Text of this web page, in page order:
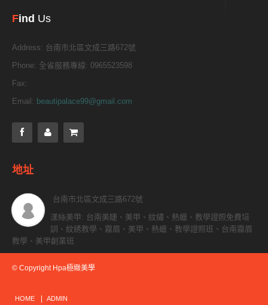
Find Us
Address: 台南市北區文成三路672號
Phone: 全省服務專線: 0965523598
Fax:
Email: beautipalace99@gmail.com
地址
台南市北區文成三路672號
漾絲美甲: 台南美睫、美甲、紋繡、熱蠟、教學證照免費培
訓、紋綉教學、霧眉、美甲、熱蠟、教學證照班、台南霧眉
教學、美甲創業班
© Copyright Hpa極緻美學
HOME ADMIN